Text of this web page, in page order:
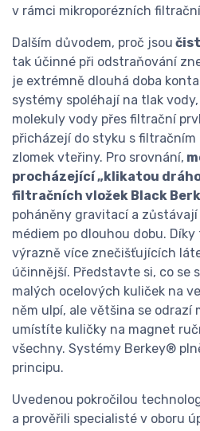
v rámci mikroporézních
Dalším důvodem, proč jsou
tak účinné při odstraňování
je extrémně dlouhá doba
systémy spoléhají na tlak
molekuly vody přes filtrační
přicházejí do styku s filtračním
zlomek vteřiny. Pro srovnání,
procházející „klikatou
filtračních vložek Black
poháněny gravitací a
médiem po dlouhou dobu.
výrazně více znečišťujících
účinnější. Představte si, co se
malých ocelových kuliček na
něm ulpí, ale většina se odrazí
umístíte kuličky na magnet
všechny. Systémy Berkey®
principu.
Uvedenou pokročilou
a prověřili specialisté v oboru